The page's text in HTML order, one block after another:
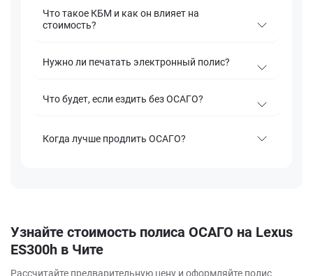
Что такое КБМ и как он влияет на
стоимость?
Нужно ли печатать электронный полис?
Что будет, если ездить без ОСАГО?
Когда лучше продлить ОСАГО?
Узнайте стоимость полиса ОСАГО на Lexus
ES300h в Чите
Рассчитайте предварительную цену и оформляйте полис